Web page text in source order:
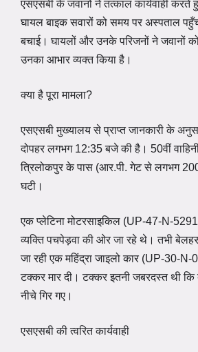
एसएसबी के जवानों ने तत्काल कार्यवाही करते
घायल बाइक सवारों को समय पर अस्पताल
बचाई। घायलों और उनके परिजनों ने जवानों को
उनका आभार व्यक्त किया है।
क्या है पूरा मामला?
एसएसबी मुख्यालय से प्राप्त जानकारी के
दोपहर लगभग 12:35 बजे की है। 50वीं
त्रिलोकपुर के पास (आर.पी. गेट से लगभग 200
घटी।
एक प्लेटिना मोटरसाइकिल (UP-47-N-
व्यक्ति पचपेड़वा की ओर जा रहे थे। तभी
जा रही एक महिंद्रा जाइलो कार (UP-30-N-
टक्कर मार दी। टक्कर इतनी जबरदस्त थी
नीचे गिर गए।
एसएसबी की त्वरित कार्यवाही